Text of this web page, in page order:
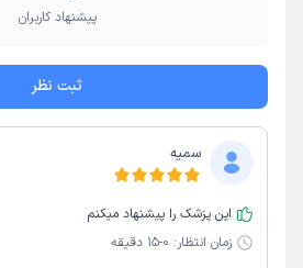
پیشنهاد کاربران
ثبت نظر
سمیه
این پزشک را پیشنهاد میکنم
زمان انتظار: 0-15 دقیقه